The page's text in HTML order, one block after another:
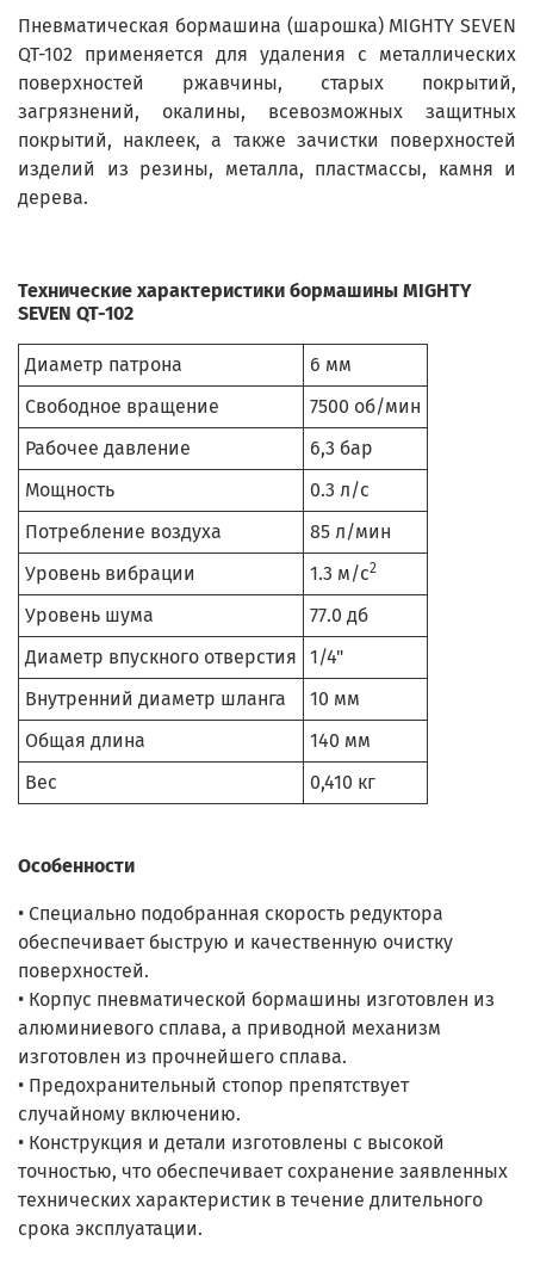
Пневматическая бормашина (шарошка) MIGHTY SEVEN
QT-102 применяется для удаления с металлических
поверхностей ржавчины, старых покрытий,
загрязнений, окалины, всевозможных защитных
покрытий, наклеек, а также зачистки поверхностей
изделий из резины, металла, пластмассы, камня и
дерева.
Технические характеристики бормашины MIGHTY
SEVEN QT-102
Диаметр патрона
6 мм
Свободное вращение
7500 об/мин
Рабочее давление
6,3 бар
Мощность
0.3 л/с
Потребление воздуха
85 л/мин
Уровень вибрации
1.3 м/с2
Уровень шума
77.0 дб
Диаметр впускного отверстия
1/4"
Внутренний диаметр шланга
10 мм
Общая длина
140 мм
Вес
0,410 кг
Особенности
• Специально подобранная скорость редуктора
обеспечивает быструю и качественную очистку
поверхностей.
• Корпус пневматической бормашины изготовлен из
алюминиевого сплава, а приводной механизм
изготовлен из прочнейшего сплава.
• Предохранительный стопор препятствует
случайному включению.
• Конструкция и детали изготовлены с высокой
точностью, что обеспечивает сохранение заявленных
технических характеристик в течение длительного
срока эксплуатации.